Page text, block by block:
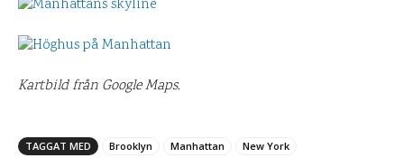
Kartbild från Google Maps.
TAGGAT MED Brooklyn Manhattan
New York